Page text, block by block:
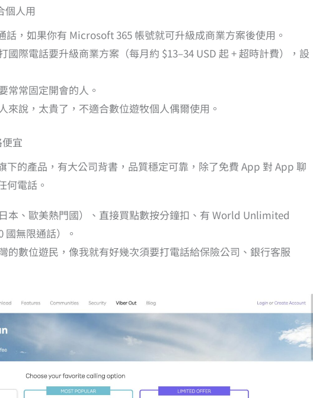
個人用
，如果你有 Microsoft 365 帳號就可升級成商業方案後使用。
國際電話要升級商業方案（每月約 $13–34 USD 起 + 超時計費），設
常常固定開會的人。
來說，太貴了，不適合數位遊牧個人偶爾使用。
宜
下的產品，有大公司背書，品質穩定可靠，除了免費 App 對 App 聊
何電話。
本、歐美熱門國）、直接買點數按分鐘扣、有 World Unlimited
國無限通話）。
的數位遊民，像我就有好幾次須要打電話給保險公司、銀行客服